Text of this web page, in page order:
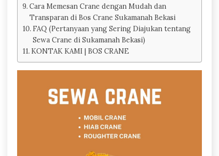
Cara Memesan Crane dengan Mudah dan
Transparan di Bos Crane Sukamanah Bekasi
FAQ (Pertanyaan yang Sering Diajukan tentang
Sewa Crane di Sukamanah Bekasi)
KONTAK KAMI | BOS CRANE